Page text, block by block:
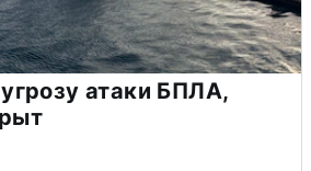
атаки БПЛА,